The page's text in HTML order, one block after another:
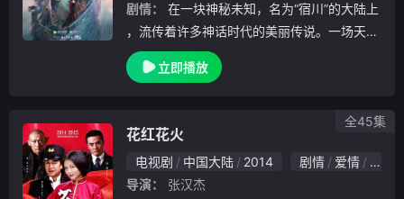
剧情：
，流传着许多神话时代的美丽传说。一场天降
浩劫，导致众神陨落，宿川进入了分裂的混乱
纪元。多年后，少年君主元一即位，誓要结束
立即播放
花红花火
电视剧 中国大陆 2014 剧情 爱情
战争
导演：
张汉杰
全45集